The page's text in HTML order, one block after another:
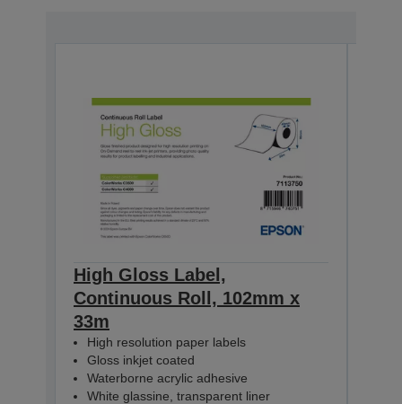
High Gloss Label,
Continuous Roll, 102mm x
33m
High resolution paper labels
Gloss inkjet coated
Waterborne acrylic adhesive
White glassine, transparent liner